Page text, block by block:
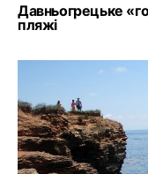
Давньогрецьке
пляжі